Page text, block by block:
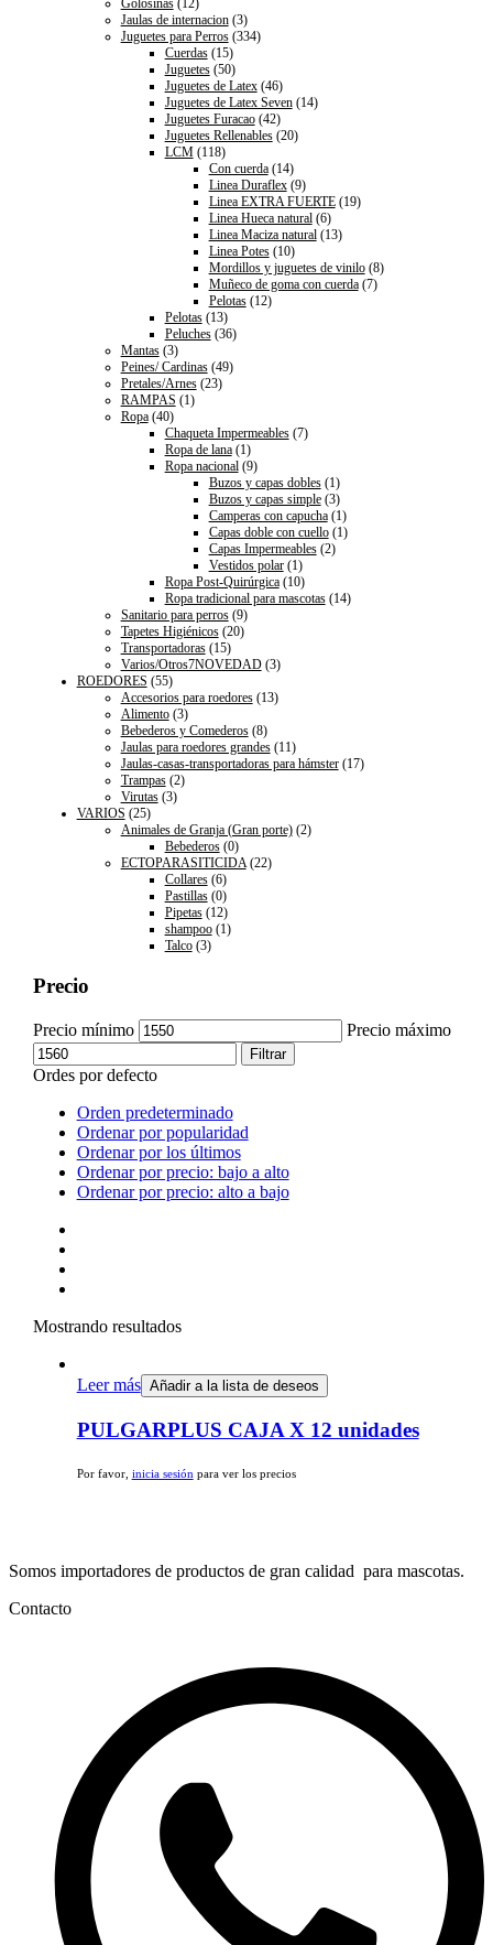
Jaulas de internacion (3)
Juguetes para Perros (334)
Cuerdas (15)
Juguetes (50)
Juguetes de Latex (46)
Juguetes de Latex Seven (14)
Juguetes Furacao (42)
Juguetes Rellenables (20)
LCM (118)
Con cuerda (14)
Linea Duraflex (9)
Linea EXTRA FUERTE (19)
Linea Hueca natural (6)
Linea Maciza natural (13)
Linea Potes (10)
Mordillos y juguetes de vinilo (8)
Muñeco de goma con cuerda (7)
Pelotas (12)
Pelotas (13)
Peluches (36)
Mantas (3)
Peines/ Cardinas (49)
Pretales/Arnes (23)
RAMPAS (1)
Ropa (40)
Chaqueta Impermeables (7)
Ropa de lana (1)
Ropa nacional (9)
Buzos y capas dobles (1)
Buzos y capas simple (3)
Camperas con capucha (1)
Capas doble con cuello (1)
Capas Impermeables (2)
Vestidos polar (1)
Ropa Post-Quirúrgica (10)
Ropa tradicional para mascotas (14)
Sanitario para perros (9)
Tapetes Higiénicos (20)
Transportadoras (15)
Varios/Otros7NOVEDAD (3)
ROEDORES (55)
Accesorios para roedores (13)
Alimento (3)
Bebederos y Comederos (8)
Jaulas para roedores grandes (11)
Jaulas-casas-transportadoras para hámster (17)
Trampas (2)
Virutas (3)
VARIOS (25)
Animales de Granja (Gran porte) (2)
Bebederos (0)
ECTOPARASITICIDA (22)
Collares (6)
Pastillas (0)
Pipetas (12)
shampoo (1)
Talco (3)
Precio
Precio mínimo Precio máximo
Filtrar
Ordes por defecto
Orden predeterminado
Ordenar por popularidad
Ordenar por los últimos
Ordenar por precio: bajo a alto
Ordenar por precio: alto a bajo
Mostrando resultados
Leer más Añadir a la lista de deseos
PULGARPLUS CAJA X 12 unidades
Por favor, inicia sesiónpara ver los precios
Somos importadores de productos de gran calidad para mascotas.
Contacto